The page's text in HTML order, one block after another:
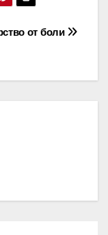
от боли